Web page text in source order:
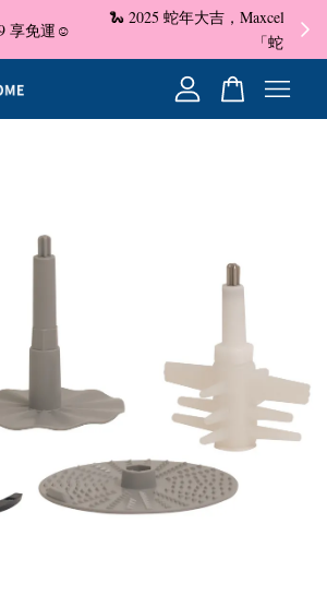
，Maxcelia 瑪莎利亞 蛇年伊始，祝福大家
「蛇」來運轉✨
✦
物車目前還是空的。